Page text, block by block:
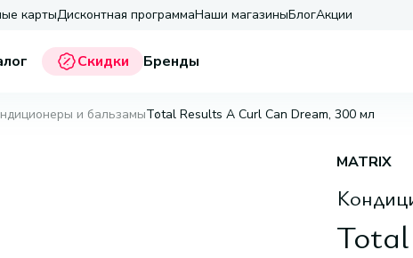
картыДисконтная программаНаши магазиныБлогАкции
Скидки Бренды
и бальзамыTotal Results A Curl Can Dream, 300 мл
MATRIX